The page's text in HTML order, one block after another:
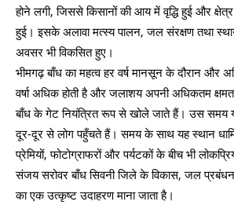
होने लगी, जिससे किसानों की आय में वृद्धि हुई और
हुई। इसके अलावा मत्स्य पालन, जल संरक्षण तथा
अवसर भी विकसित हुए।
भीमगढ़ बाँध का महत्व हर वर्ष मानसून के दौरान और
वर्षा अधिक होती है और जलाशय अपनी अधिकतम
बाँध के गेट नियंत्रित रूप से खोले जाते हैं। उस समय
दूर-दूर से लोग पहुँचते हैं। समय के साथ यह स्थान
प्रेमियों, फोटोग्राफरों और पर्यटकों के बीच भी
संजय सरोवर बाँध सिवनी जिले के विकास, जल
का एक उत्कृष्ट उदाहरण माना जाता है।